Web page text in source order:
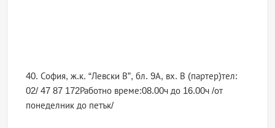
40. София, ж.к. “Левски В”, бл. 9А, вх. В (партер)тел:
02/ 47 87 172Работно време:08.00ч до 16.00ч /от
понеделник до петък/